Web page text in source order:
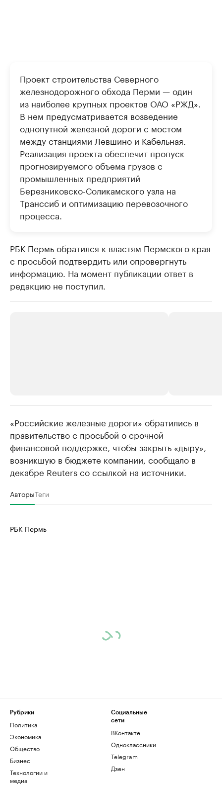
Проект строительства Северного
железнодорожного обхода Перми — один
из наиболее крупных проектов ОАО «РЖД».
В нем предусматривается возведение
однопутной железной дороги с мостом
между станциями Левшино и Кабельная.
Реализация проекта обеспечит пропуск
прогнозируемого объема грузов с
промышленных предприятий
Березниковско-Соликамского узла на
Транссиб и оптимизацию перевозочного
процесса.
РБК Пермь обратился к властям Пермского края
с просьбой подтвердить или опровергнуть
информацию. На момент публикации ответ в
редакцию не поступил.
Крупнейшие производители и
продавцы медийной продукции
Ознакомьтесь с информацией в каталоге Посмотрите в
«Российские железные дороги» обратились в
правительство с просьбой о срочной
финансовой поддержке, чтобы закрыть «дыру»,
возникшую в бюджете компании, сообщало в
декабре Reuters со ссылкой на источники.
АвторыТеги
РБК Пермь
Рубрики
Политика
Экономика
Общество
Бизнес
Технологии и
медиа
Социальные
сети
ВКонтакте
Одноклассники
Telegram
Дзен